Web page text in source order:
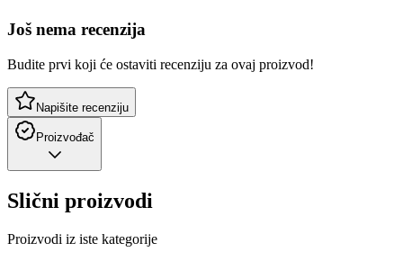
Još nema recenzija
Budite prvi koji će ostaviti recenziju za ovaj proizvod!
Napišite recenziju
Proizvođač
Slični proizvodi
Proizvodi iz iste kategorije